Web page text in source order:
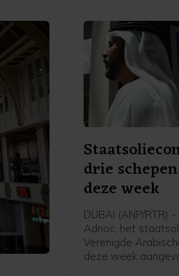
drie
deze week
DUBAI (ANP/RTR)
Adnoc, het
Verenigde
deze week